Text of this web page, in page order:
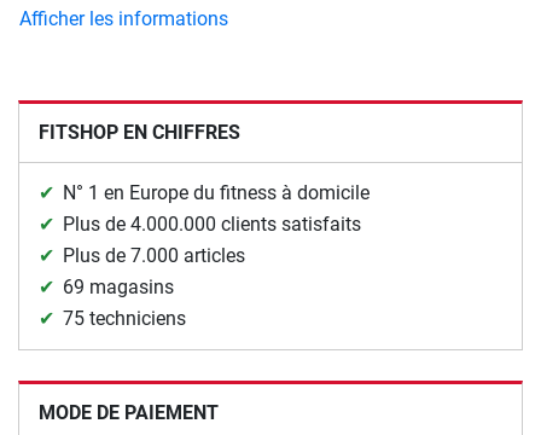
Afficher les informations
FITSHOP EN CHIFFRES
N° 1 en Europe du fitness à domicile
Plus de 4.000.000 clients satisfaits
Plus de 7.000 articles
69 magasins
75 techniciens
MODE DE PAIEMENT